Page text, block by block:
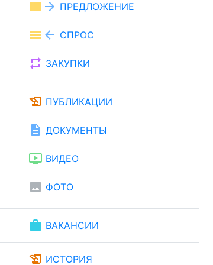
view_list arrow_forward ПРЕДЛОЖЕНИЕ
view_list arrow_back СПРОС
repeat ЗАКУПКИ
history_edu ПУБЛИКАЦИИ
description ДОКУМЕНТЫ
ondemand_video ВИДЕО
image ФОТО
work ВАКАНСИИ
history_edu ИСТОРИЯ